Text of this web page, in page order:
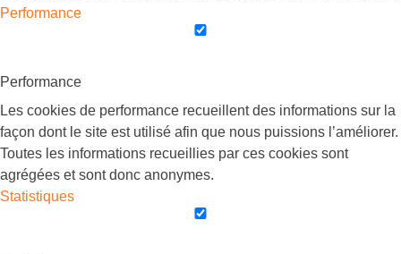
Performance
Performance
Les cookies de performance recueillent des informations sur la
façon dont le site est utilisé afin que nous puissions l’améliorer.
Toutes les informations recueillies par ces cookies sont
agrégées et sont donc anonymes.
Statistiques